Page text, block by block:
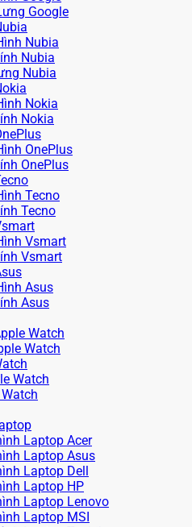
Google
Nubia
Nubia
Nubia
Nokia
Nokia
OnePlus
OnePlus
Tecno
Tecno
Vsmart
Vsmart
Asus
Asus
Watch
Watch
Watch
Laptop Acer
Laptop Asus
Laptop Dell
Laptop HP
Laptop Lenovo
Laptop MSI